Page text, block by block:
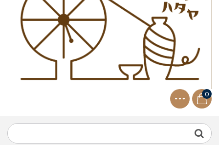
0
生ビールサーバー無料レンタル...
NEWS